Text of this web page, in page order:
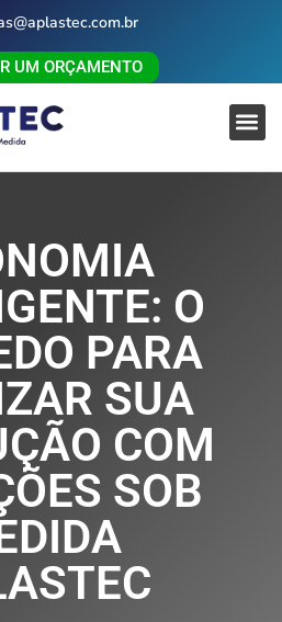
UM ORÇAMENTO
O
PARA
SUA
COM
SOB